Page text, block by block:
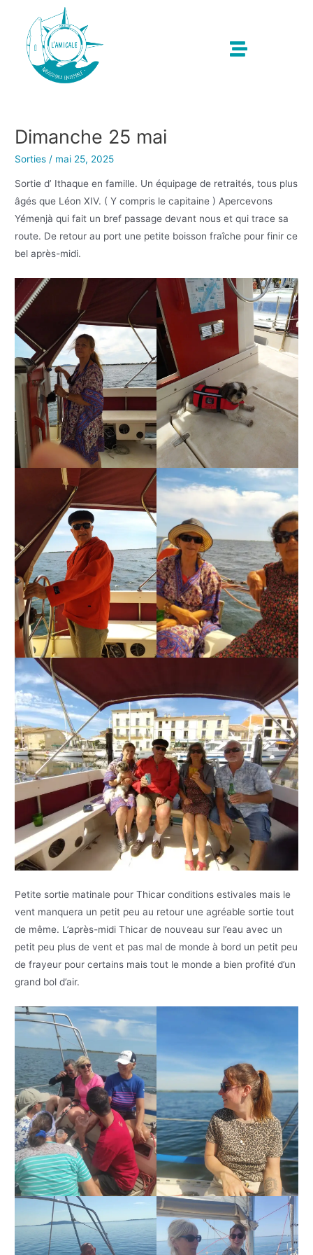
Dimanche 25 mai
Sorties / mai 25, 2025
Sortie d’ Ithaque en famille. Un équipage de retraités, tous plus
âgés que Léon XIV. ( Y compris le capitaine ) Apercevons
Yémenjà qui fait un bref passage devant nous et qui trace sa
route. De retour au port une petite boisson fraîche pour finir ce
bel après-midi.
Petite sortie matinale pour Thicar conditions estivales mais le
vent manquera un petit peu au retour une agréable sortie tout
de même. L’après-midi Thicar de nouveau sur l’eau avec un
petit peu plus de vent et pas mal de monde à bord un petit peu
de frayeur pour certains mais tout le monde a bien profité d’un
grand bol d’air.